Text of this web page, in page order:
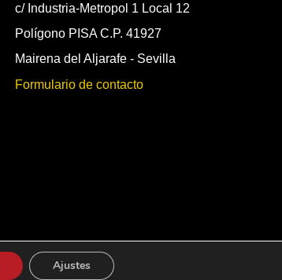
c/ Industria-Metropol 1 Local 12
Polígono PISA C.P. 41927
Mairena del Aljarafe - Sevilla
Formulario de contacto
Ajustes